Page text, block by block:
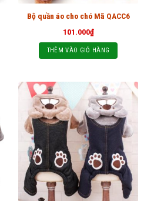
Bộ quần áo cho chó Mã QACC6
101.000₫
THÊM VÀO GIỎ HÀNG